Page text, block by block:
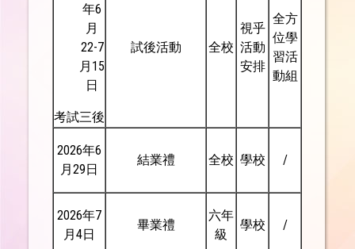
年6
月
22-7
月15
日
考試三後
試後活動 全校
視乎
活動
安排
全方
位學
習活
動組
2026年6
月29日
結業禮 全校 學校 /
2026年7
月4日
畢業禮
六年
級
學校 /